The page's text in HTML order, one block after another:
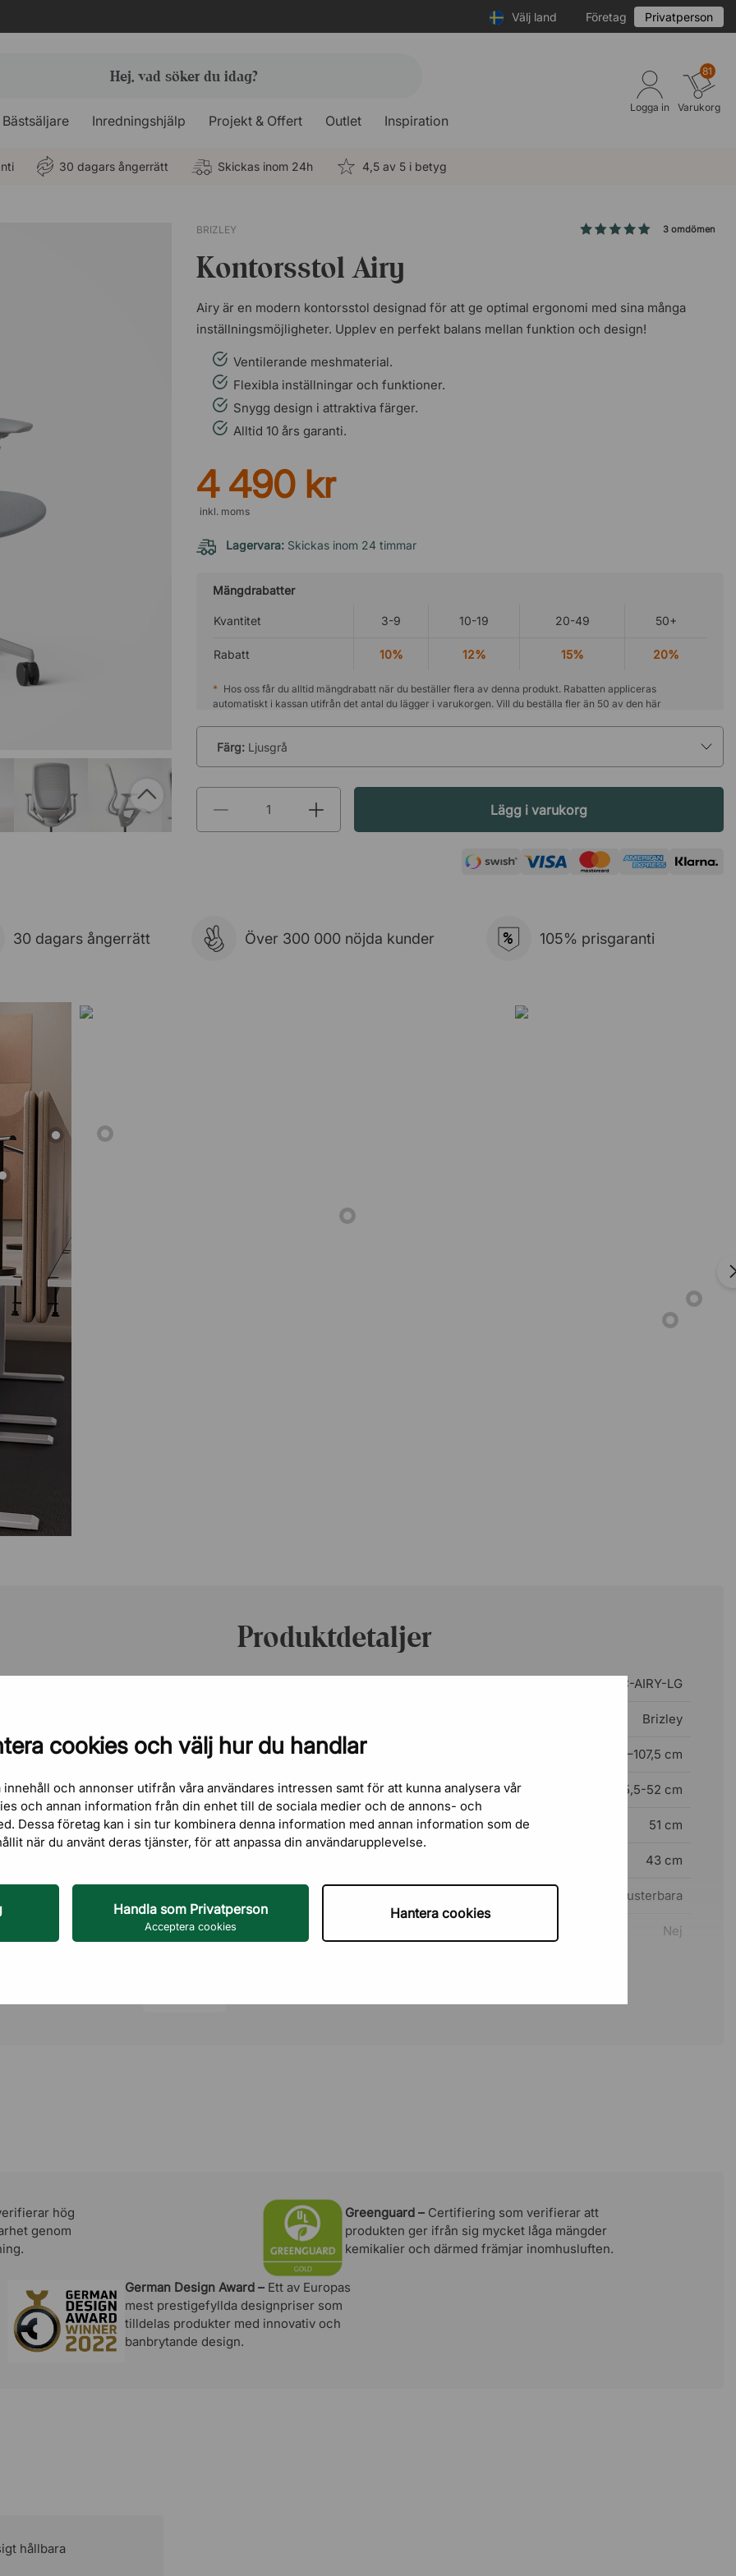
cookies och välj hur du handlar
och annonser utifrån våra användares intressen samt för att kunna analysera vår
och annan information från din enhet till de sociala medier och de annons- och
Dessa företag kan i sin tur kombinera denna information med annan information som de
när du använt deras tjänster, för att anpassa din användarupplevelse.
Handla som Privatperson
Acceptera cookies
Hantera cookies
Välj land Företag Privatperson
Bästsäljare Inredningshjälp Projekt & Offert Outlet Inspiration
Logga in
81
Varukorg
30 dagars ångerrätt Skickas inom 24h 4,5 av 5 i betyg
BRIZLEY 3 omdömen
Kontorsstol Airy
Airy är en modern kontorsstol designad för att ge optimal ergonomi med sina många
inställningsmöjligheter. Upplev en perfekt balans mellan funktion och design!
Ventilerande meshmaterial.
Flexibla inställningar och funktioner.
Snygg design i attraktiva färger.
Alltid 10 års garanti.
4 490 kr
inkl. moms
Lagervara: Skickas inom 24 timmar
Mängdrabatter
Kvantitet 3-9 10-19 20-49 50+
Rabatt 10% 12% 15% 20%
* Hos oss får du alltid mängdrabatt när du beställer flera av denna produkt. Rabatten appliceras
automatiskt i kassan utifrån det antal du lägger i varukorgen. Vill du beställa fler än 50 av den här
Färg: Ljusgrå
Lägg i varukorg
30 dagars ångerrätt Över 300 000 nöjda kunder % 105% prisgaranti
stödjande tyg i
du kan luta dig
skrivbordet.
dig och
avlastar du
Produktdetaljer
OC-AIRY-LG
Brizley
Höjd 101–107,5 cm
Sitthöjd 45,5-52 cm
Sittbredd 51 cm
43 cm
Ja, justerbara
Nej
Bredd på ryggstöd
hög
genom
Greenguard –Certifiering som verifierar att
produkten ger ifrån sig mycket låga mängder
kemikalier och därmed främjar inomhusluften.
German Design Award –Ett av Europas
mest prestigefyllda designpriser som
tilldelas produkter med innovativ och
banbrytande design.
hållbara